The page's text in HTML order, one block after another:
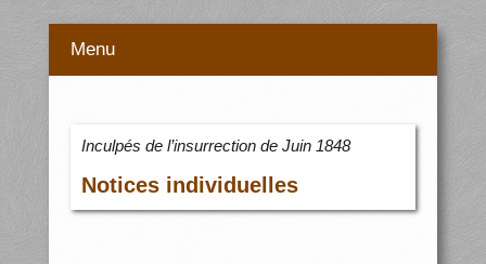
Menu
Inculpés de l’insurrection de Juin 1848
Notices individuelles